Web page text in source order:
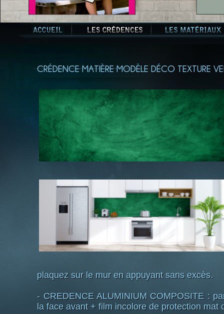
CRÉDENCE MATIÈRE MODÈLE DÉCO TEXTURE
plaquez sur le mur en appuyant sans excès.
- CREDENCE ALUMINIUM COMPOSITE :
la face avant + film incolore de protection mat